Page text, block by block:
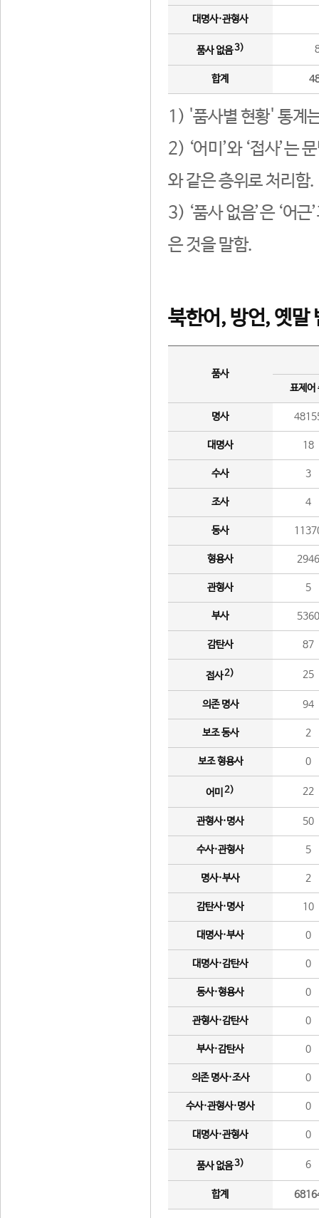
대명사·관형사
품사 없음3)
합계
1) '품사별 현황' 통계
2) ‘어미’와 ‘접사’는
와 같은 층위로 처리함.
3) ‘품사 없음’은 ‘어
은 것을 말함.
북한어, 방언, 옛말
품사
표제어
명사
대명사 18
수사 3
조사 4
동사
형용사 2946
관형사 5
부사 5360
감탄사 87
접사2) 25
의존 명사 94
보조 동사 2
보조 형용사 0
어미 2) 22
관형사·명사 50
수사·관형사 5
명사·부사 2
감탄사·명사 10
대명사·부사 0
대명사·감탄사 0
동사·형용사 0
관형사·감탄사 0
부사·감탄사 0
의존 명사·조사 0
수사·관형사·명사 0
대명사·관형사 0
품사 없음3) 6
합계